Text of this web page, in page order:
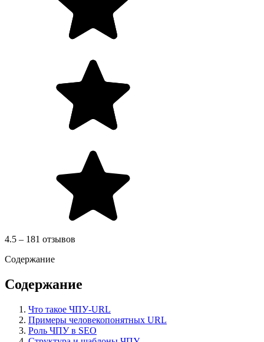
4.5 – 181 отзывов
Содержание
Содержание
Что такое ЧПУ-URL
Примеры человекопонятных URL
Роль ЧПУ в SEO